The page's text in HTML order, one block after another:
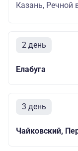
Казань, Речной
2 день
Елабуга
3 день
Чайковский,